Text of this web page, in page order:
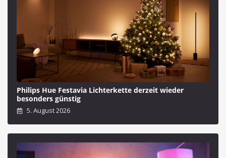
Philips Hue Festavia Lichterkette derzeit wieder
besonders günstig
5. August 2026